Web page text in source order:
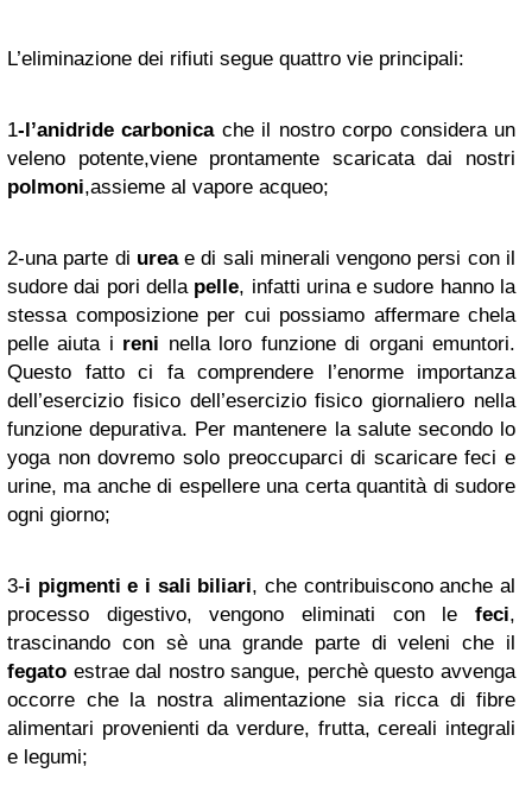
L’eliminazione dei rifiuti segue quattro vie principali:
1-l’anidride carbonicache il nostro corpo considera un
veleno potente,viene prontamente scaricata dai nostri
polmoni,assieme al vapore acqueo;
2-una parte di ureae di sali minerali vengono persi con il
sudore dai pori della pelle, infatti urina e sudore hanno la
stessa composizione per cui possiamo affermare chela
pelle aiuta i reni nella loro funzione di organi emuntori.
Questo fatto ci fa comprendere l’enorme importanza
dell’esercizio fisico dell’esercizio fisico giornaliero nella
funzione depurativa. Per mantenere la salute secondo lo
yoga non dovremo solo preoccuparci di scaricare feci e
urine, ma anche di espellere una certa quantità di sudore
ogni giorno;
3-i pigmenti e i sali biliari, che contribuiscono anche al
processo digestivo, vengono eliminati con le feci,
trascinando con sè una grande parte di veleni che il
fegato estrae dal nostro sangue, perchè questo avvenga
occorre che la nostra alimentazione sia ricca di fibre
alimentari provenienti da verdure, frutta, cereali integrali
e legumi;